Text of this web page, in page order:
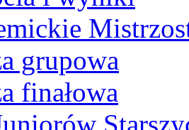
grupowa
finałowa